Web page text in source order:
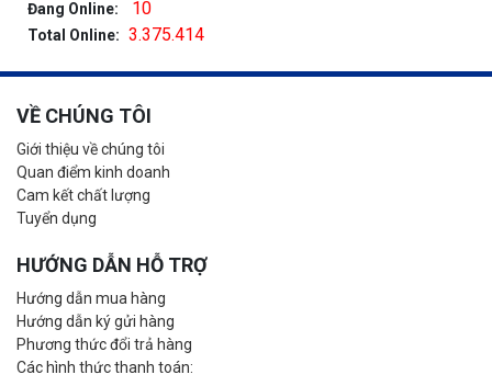
Đang Online: 10
Total Online: 3.375.414
VỀ CHÚNG TÔI
Giới thiệu về chúng tôi
Quan điểm kinh doanh
Cam kết chất lượng
Tuyển dụng
HƯỚNG DẪN HỖ TRỢ
Hướng dẫn mua hàng
Hướng dẫn ký gửi hàng
Phương thức đổi trả hàng
Các hình thức thanh toán: